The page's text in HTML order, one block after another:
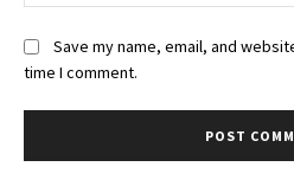
Save my name, email, and
time I comment.